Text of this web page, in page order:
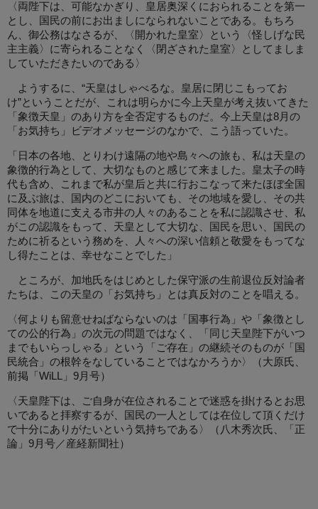
〈両陛下は、可能なかぎり、皇居奥深くにおられることを第一
とし、国民の前にお出ましになられないことである。もちろ
ん、御公務はなさるが、〈開かれた皇室〉という〈怪しげな民
主主義〉に寄られることなく〈閉ざされた皇室〉としてましま
していただきたいのである〉
ようするに、“天皇はしゃべるな。皇居に閉じこもってお
け”ということだが、これは明らかに今上天皇が考え抜いてきた
「象徴天皇」のあり方を全否定するものだ。今上天皇は8月の
「お気持ち」ビデオメッセージのなかで、こう語っていた。
「日本の各地、とりわけ遠隔の地や島々への旅も、私は天皇の
象徴的行為として、大切なものと感じて来ました。皇太子の時
代も含め、これまで私が皇后と共に行おこなって来たほぼ全国
に及ぶ旅は、国内のどこにおいても、その地域を愛し、その共
同体を地道に支える市井の人々のあることを私に認識させ、私
がこの認識をもって、天皇として大切な、国民を思い、国民の
ために祈るという務めを、人々への深い信頼と敬愛をもってな
し得たことは、幸せなことでした」
ところが、加地氏をはじめとした保守派の生前退位反対論者
たちは、この天皇の「お気持ち」とは真反対のことを唱える。
〈何よりも留意せねばならないのは「国事行為」や「象徴とし
ての公的行為」の次元の問題ではなく、「同じ天皇陛下がいつ
までもいらっしゃる」という「ご存在」の継続そのものが「国
民統合」の根幹をなしていることではなかろうか〉（大原氏、
前掲「WiLL」9月号）
〈天皇陛下は、ご自身が在位されることで迷惑を掛けるとお思
いであると拝察するが、国民の一人としては在位して頂くだけ
で十分にありがたいという気持ちである〉（八木秀次氏、「正
論」9月号／産経新聞社）